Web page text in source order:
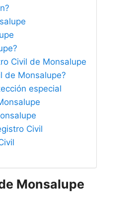
Civil de Monsalupe
de Monsalupe?
especial
Civil
Monsalupe